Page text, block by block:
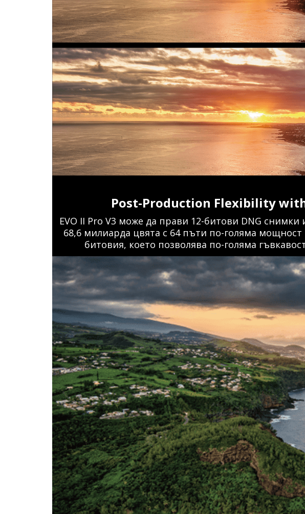
Post-Production Flexibility
EVO II Pro V3 може да прави 12-битови DNG снимки
68,6 милиарда цвята с 64 пъти по-голяма мощност
битовия, което позволява по-голяма